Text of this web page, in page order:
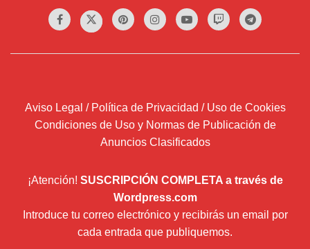
Aviso Legal / Política de Privacidad / Uso de Cookies
Condiciones de Uso y Normas de Publicación de
Anuncios Clasificados
¡Atención! SUSCRIPCIÓN COMPLETA a través de
Wordpress.com
Introduce tu correo electrónico y recibirás un email por
cada entrada que publiquemos.